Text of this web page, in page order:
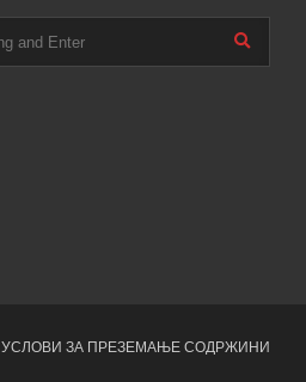
УСЛОВИ ЗА ПРЕЗЕМАЊЕ СОДРЖИНИ